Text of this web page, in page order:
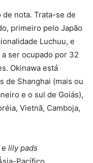
de nota. Trata-se de
primeiro pelo Japão
Luchuu, e
ser ocupado por 32
Okinawa está
de Shanghai (mais ou
e o sul de Goiás),
Vietnã, Camboja,
lily pads